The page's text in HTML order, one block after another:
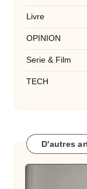
Livre
OPINION
Serie & Film
TECH
D'autres